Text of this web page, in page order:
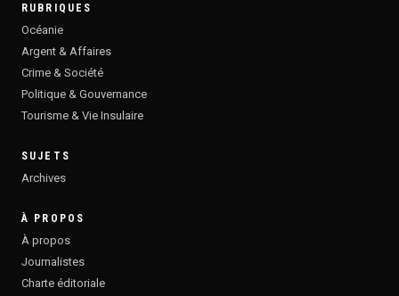
RUBRIQUES
Océanie
Argent & Affaires
Crime & Société
Politique & Gouvernance
Tourisme & Vie Insulaire
SUJETS
Archives
À PROPOS
À propos
Journalistes
Charte éditoriale